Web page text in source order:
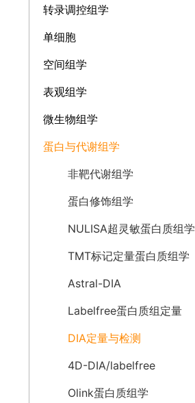
转录调控组学
单细胞
空间组学
表观组学
微生物组学
蛋白与代谢组学
非靶代谢组学
蛋白修饰组学
NULISA超灵敏蛋白质组学
TMT标记定量蛋白质组学
Astral-DIA
Labelfree蛋白质组定量
DIA定量与检测
4D-DIA/labelfree
Olink蛋白质组学